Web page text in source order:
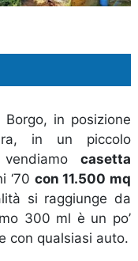
in posizione
in un piccolo
casetta
‘70 con 11.500 mq
si raggiunge da
300 ml è un po’
con qualsiasi auto.